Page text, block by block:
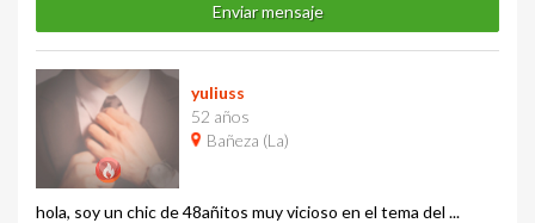
Enviar mensaje
yuliuss
52 años
Bañeza (La)
hola, soy un chic de 48añitos muy vicioso en el tema del ...